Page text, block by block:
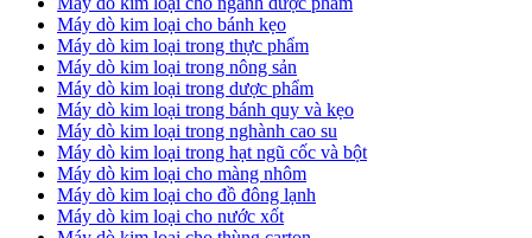
Máy dò kim loại cho bánh kẹo
Máy dò kim loại trong thực phẩm
Máy dò kim loại trong nông sản
Máy dò kim loại trong dược phẩm
Máy dò kim loại trong bánh quy và kẹo
Máy dò kim loại trong nghành cao su
Máy dò kim loại trong hạt ngũ cốc và bột
Máy dò kim loại cho màng nhôm
Máy dò kim loại cho đồ đông lạnh
Máy dò kim loại cho nước xốt